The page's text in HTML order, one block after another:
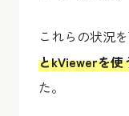
これらの状況
とkViewerを使
た。